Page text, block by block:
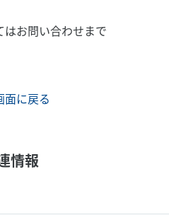
お問い合わせまで
面に戻る
情報